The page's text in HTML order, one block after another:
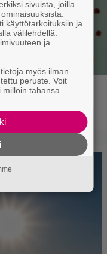
–
sivuista, joilla
käyttötarkoituksiin ja
välilehdellä.
ja
myös ilman
peruste. Voit
tahansa